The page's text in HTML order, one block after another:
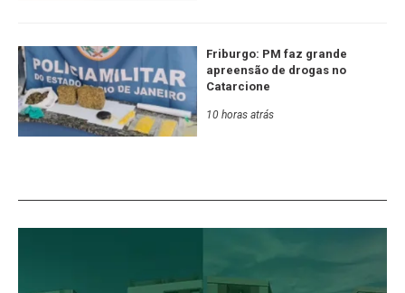
Friburgo: PM faz grande
apreensão de drogas no
Catarcione
10 horas atrás